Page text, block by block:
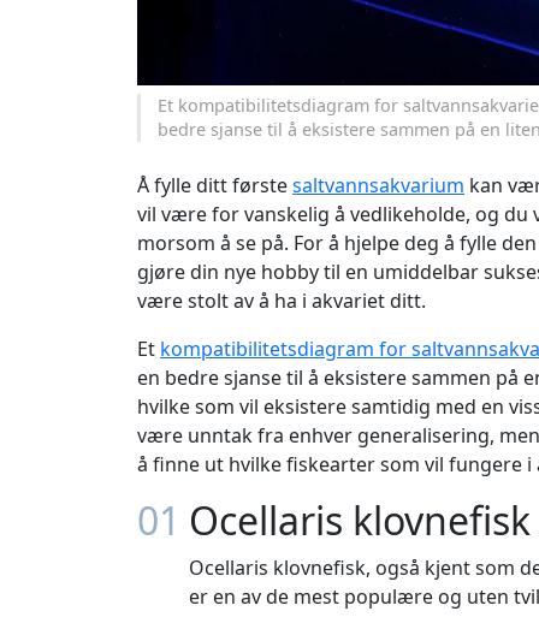
Et kompatibilitetsdiagram for
bedre sjanse til å eksistere sammen på en
Å fylle ditt førstesaltvannsakvarium kan
vil være for vanskelig å vedlikeholde, og
morsom å se på. For å hjelpe deg å fylle
gjøre din nye hobby til en umiddelbar
være stolt av å ha i akvariet ditt.
Et kompatibilitetsdiagram for
en bedre sjanse til å eksistere sammen på
hvilke som vil eksistere samtidig med en
være unntak fra enhver generalisering,
å finne ut hvilke fiskearter som vil fungere
01 Ocellaris
Ocellaris klovnefisk, også kjent som
er en av de mest populære og uten